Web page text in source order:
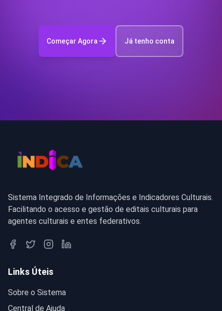
Começar Agora Já tenho conta
Sistema Integrado de Informações e Indicadores Culturais.
Facilitando o acesso e gestão de editais culturais para
agentes culturais e entes federativos.
Links Úteis
Sobre o Sistema
Central de Ajuda